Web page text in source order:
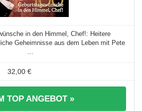
in den Himmel, Chef!: Heitere
Geheimnisse aus dem Leben mit Pete
...
32,00 €
TOP ANGEBOT »